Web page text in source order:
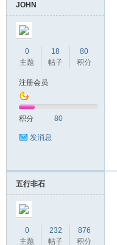
JOHN
0
主题
18
帖子
80
积分
注册会员
积分 80
发消息
五行非石
0
主题
232
帖子
876
积分